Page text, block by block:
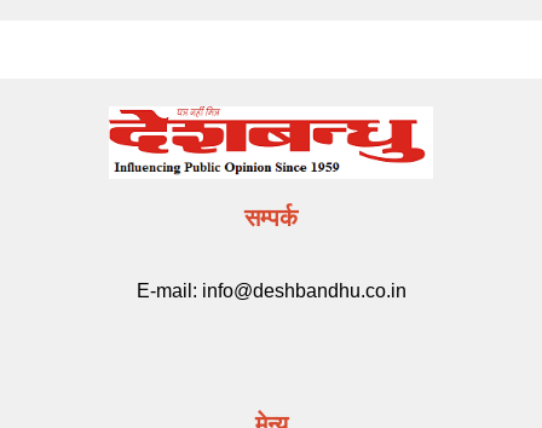
सम्पर्क
E-mail: info@deshbandhu.co.in